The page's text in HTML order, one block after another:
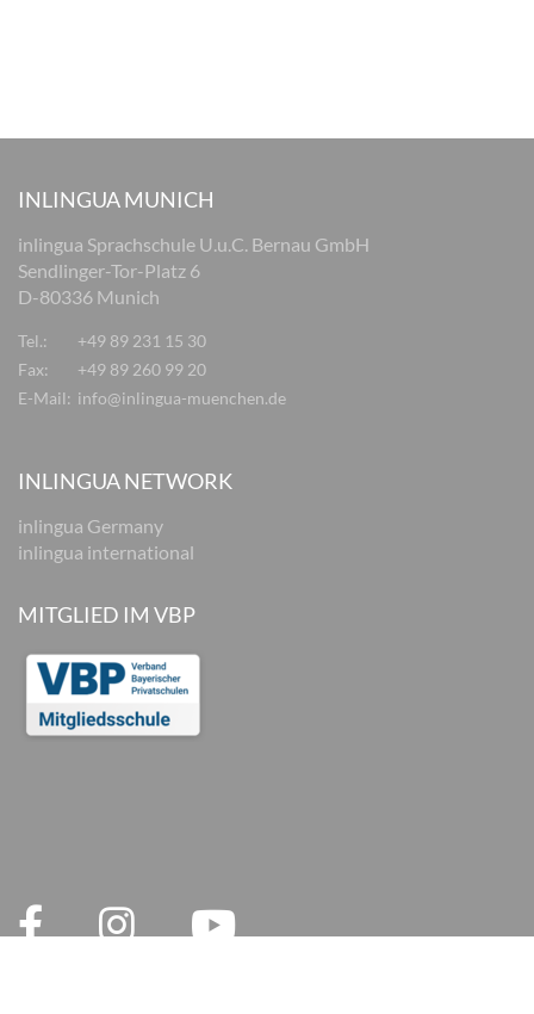
INLINGUA MUNICH
inlingua Sprachschule U.u.C. Bernau GmbH
Sendlinger-Tor-Platz 6
D-80336 Munich
Tel.:
+49 89 231 15 30
Fax:
+49 89 260 99 20
E-Mail: info@inlingua-muenchen.de
INLINGUA NETWORK
inlingua Germany
inlingua international
MITGLIED IM VBP